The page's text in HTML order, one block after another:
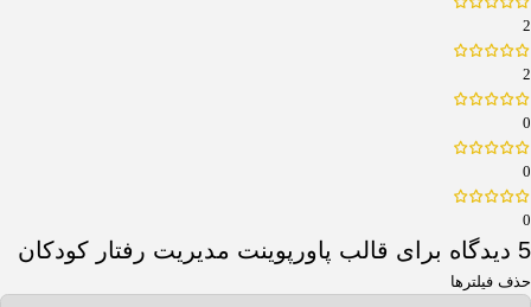
2
2
0
0
0
5 دیدگاه برای قالب پاورپوینت مدیریت رفتار کودکان
حذف فیلترها